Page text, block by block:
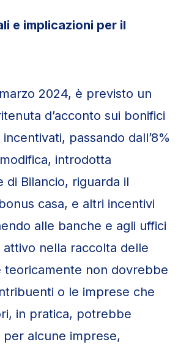
e implicazioni per il
2024, è previsto un
d’acconto sui bonifici
passando dall’8%
modifica, introdotta
di Bilancio, riguarda il
casa, e altri incentivi
alle banche e agli uffici
nella raccolta delle
teoricamente non dovrebbe
o le imprese che
in pratica, potrebbe
alcune imprese,